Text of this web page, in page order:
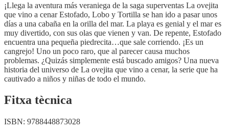
¡Llega la aventura más veraniega de la saga superventas La ovejita
que vino a cenar Estofado, Lobo y Tortilla se han ido a pasar unos
días a una cabaña en la orilla del mar. La playa es genial y el mar es
muy divertido, con sus olas que vienen y van. De repente, Estofado
encuentra una pequeña piedrecita…que sale corriendo. ¡Es un
cangrejo! Uno un poco raro, que al parecer causa muchos
problemas. ¿Quizás simplemente está buscado amigos? Una nueva
historia del universo de La ovejita que vino a cenar, la serie que ha
cautivado a niños y niñas de todo el mundo.
Fitxa tècnica
ISBN: 9788448873028